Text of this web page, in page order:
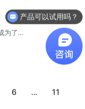
为了…
6 … 11
软件有折扣吗？